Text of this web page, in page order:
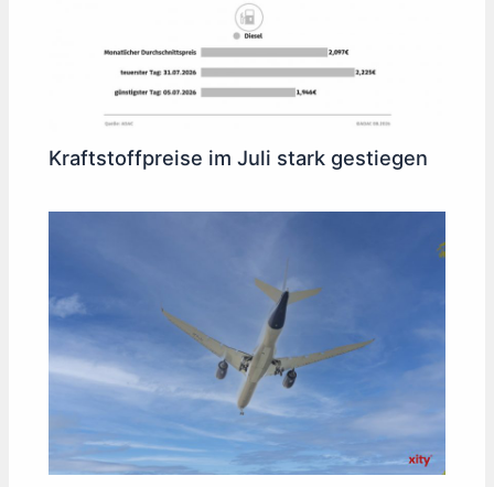
Kraftstoffpreise im Juli stark gestiegen